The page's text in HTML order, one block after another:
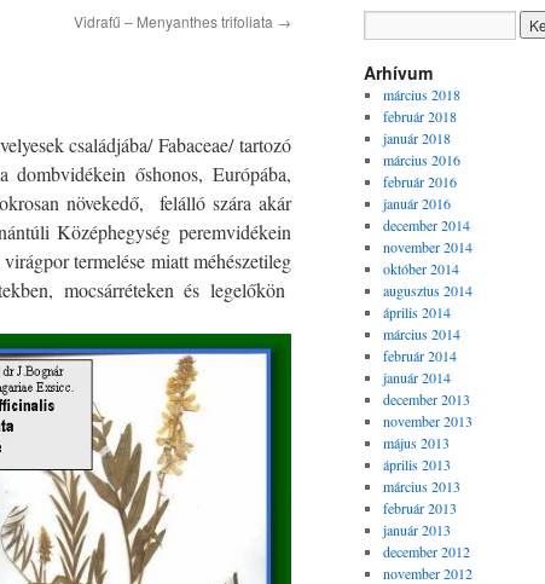
Vidrafű – Menyanthes trifoliata →
családjába/ Fabaceae/ tartozó
őshonos, Európába,
növekedő, felálló szára akár
Középhegység peremvidékein
termelése miatt méhészetileg
mocsárréteken és legelőkön
Arhívum
március 2018
február 2018
január 2018
március 2016
február 2016
január 2016
december 2014
november 2014
október 2014
augusztus 2014
április 2014
március 2014
február 2014
január 2014
december 2013
november 2013
május 2013
április 2013
március 2013
február 2013
január 2013
december 2012
november 2012